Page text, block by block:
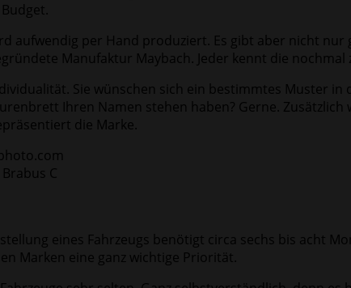
aufwendig per Hand produziert. Es gibt aber nicht nur
Manufaktur Maybach. Jeder kennt die
Sie wünschen sich ein bestimmtes Muster in
Ihren Namen stehen haben? Gerne.
die Marke.
C
eines Fahrzeugs benötigt circa sechs bis acht
Marken eine ganz wichtige Priorität.